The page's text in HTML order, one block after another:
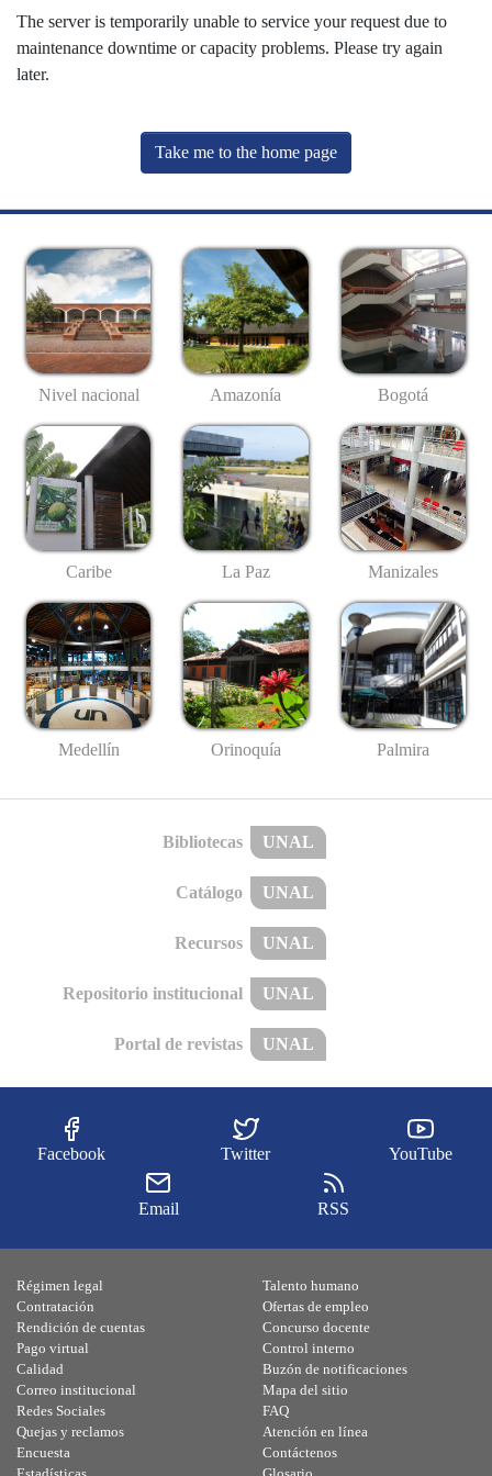
The server is temporarily unable to service your request due to
maintenance downtime or capacity problems. Please try again
later.
Take me to the home page
Nivel nacional Amazonía Bogotá
Caribe La Paz Manizales
Medellín Orinoquía Palmira
Bibliotecas UNAL
Catálogo UNAL
Recursos UNAL
Repositorio institucional UNAL
Portal de revistas UNAL
Facebook Twitter YouTube
Email RSS
Régimen legal
Contratación
Rendición de cuentas
Pago virtual
Calidad
Talento humano
Ofertas de empleo
Concurso docente
Control interno
Buzón de notificaciones
Correo institucional
Redes Sociales
Quejas y reclamos
Encuesta
Mapa del sitio
FAQ
Atención en línea
Contáctenos